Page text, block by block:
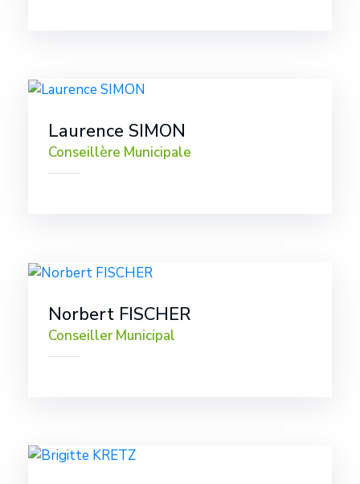
Laurence SIMON
Conseillère Municipale
Norbert FISCHER
Conseiller Municipal